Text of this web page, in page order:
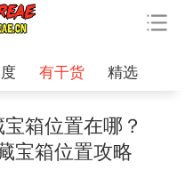
有干货 精选
箱位置在哪？
宝箱位置攻略